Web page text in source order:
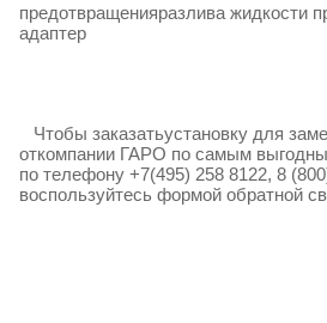
предотвращенияразлива жидкости
адаптер
Чтобы заказатьустановку для
откомпании ГАРО по самым
по телефону +7(495) 258 8122, 8
воспользуйтесь формой обратной